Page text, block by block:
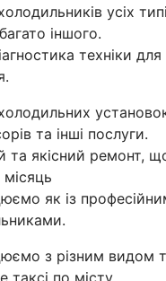
усіх
іншого.
техніки
та інші послуги.
якісний ремонт,
місяць
як із
з різним видом
таксі по місту